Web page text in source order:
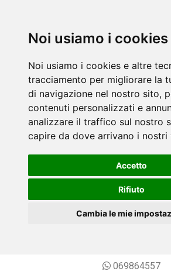
Noi usiamo i cookies
Noi usiamo i cookies e altre
tracciamento per migliorare la
di navigazione nel nostro sito,
contenuti personalizzati e
analizzare il traffico sul nostro
capire da dove arrivano i nostri
Accetto
Rifiuto
Cambia le mie
069864557